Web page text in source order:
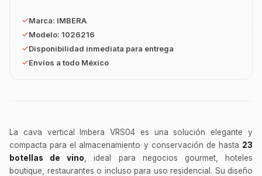
Marca: IMBERA
Modelo: 1026216
Disponibilidad inmediata para entrega
Envíos a todo México
La cava vertical Imbera VRS04 es una solución elegante y
compacta para el almacenamiento y conservación de hasta 23
botellas de vino , ideal para negocios gourmet, hoteles
boutique, restaurantes o incluso para uso residencial. Su diseño
¡Hola Chef! 🍳 Soy GastroBot, tu asesor
de cocina profesional de GastroArt.
¿En qué te puedo apoyar hoy con tu
equipamiento o utensilios?